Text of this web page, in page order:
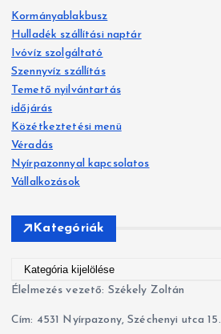
é
s
:
Kormányablakbusz
Hulladék szállítási naptár
Ivóvíz szolgáltató
Szennyvíz szállítás
Temető nyilvántartás
időjárás
Közétkeztetési menü
Véradás
Nyírpazonnyal kapcsolatos
Vállalkozások
Kategóriák
a
e
Élelmezés vezető: Székely Zoltán
Cím: 4531 Nyírpazony, Széchenyi utca 15.